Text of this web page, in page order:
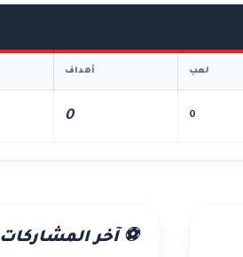
لعب أهداف
0
0
⚽ آخر المشاركات